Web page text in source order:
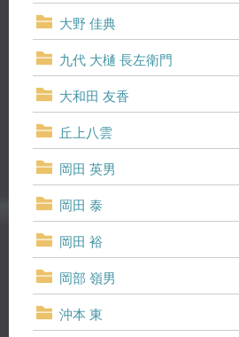
大野 佳典
九代 大樋 長左衛門
大和田 友香
丘上八雲
岡田 英男
岡田 泰
岡田 裕
岡部 嶺男
沖本 東